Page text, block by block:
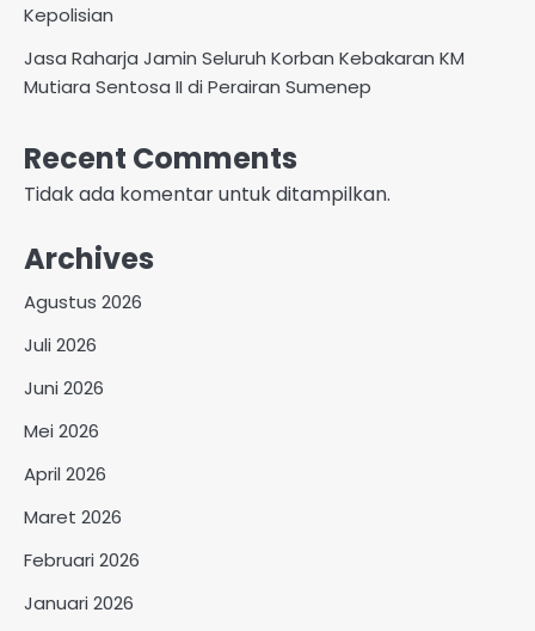
Kepolisian
Jasa Raharja Jamin Seluruh Korban Kebakaran KM
Mutiara Sentosa II di Perairan Sumenep
Recent Comments
Tidak ada komentar untuk ditampilkan.
Archives
Agustus 2026
Juli 2026
Juni 2026
Mei 2026
April 2026
Maret 2026
Februari 2026
Januari 2026